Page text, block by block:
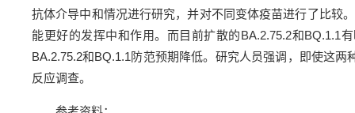
抗体介导中和情况进行研究，并对不同变体疫苗进行了比较
能更好的发挥中和作用。而目前扩散的BA.2.75.2和BQ.1.1
BA.2.75.2和BQ.1.1防范预期降低。研究人员强调，即使这
反应调查。